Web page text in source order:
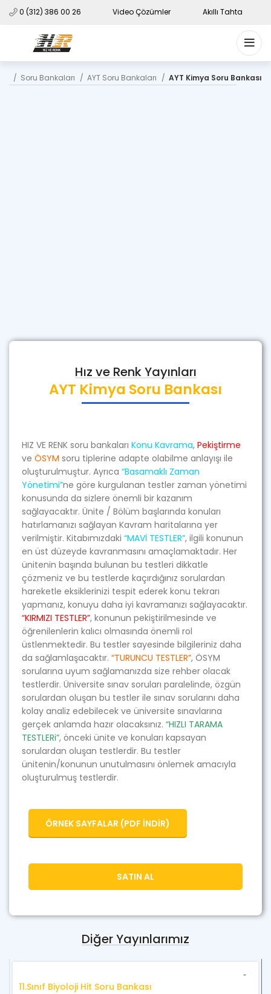
0 (312) 386 00 26 Video Çözümler Akıllı Tahta
Soru Bankaları AYT Soru Bankaları AYT Kimya Soru Bankası
Hız ve Renk Yayınları
AYT Kimya Soru Bankası
HIZ VE RENK soru bankaları Konu Kavrama, Pekiştirme
ve ÖSYM soru tiplerine adapte olabilme anlayışı ile
oluşturulmuştur. Ayrıca “Basamaklı Zaman
Yönetimi”ne göre kurgulanan testler zaman yönetimi
konusunda da sizlere önemli bir kazanım
sağlayacaktır. Ünite / Bölüm başlarında konuları
hatırlamanızı sağlayan Kavram haritalarına yer
verilmiştir. Kitabımızdaki “MAVİ TESTLER”, ilgili konunun
en üst düzeyde kavranmasını amaçlamaktadır. Her
ünitenin başında bulunan bu testleri dikkatle
çözmeniz ve bu testlerde kaçırdığınız sorulardan
hareketle eksiklerinizi tespit ederek konu tekrarı
yapmanız, konuyu daha iyi kavramanızı sağlayacaktır.
“KIRMIZI TESTLER”, konunun pekiştirilmesinde ve
öğrenilenlerin kalıcı olmasında önemli rol
üstlenmektedir. Bu testler sayesinde bilgileriniz daha
da sağlamlaşacaktır. “TURUNCU TESTLER”, ÖSYM
sorularına uyum sağlamanızda size rehber olacak
testlerdir. Üniversite sınav soruları paralelinde, özgün
sorulardan oluşan bu testler ile sınav sorularını daha
kolay analiz edebilecek ve üniversite sınavlarına
gerçek anlamda hazır olacaksınız. “HIZLI TARAMA
TESTLERi”, önceki ünite ve konuları kapsayan
sorulardan oluşan testlerdir. Bu testler
ünitenin/konunun unutulmasını önlemek amacıyla
oluşturulmuş testlerdir.
ÖRNEK SAYFALAR (PDF İNDİR)
SATIN AL
Diğer Yayınlarımız
11.Sınıf Biyoloji Hit Soru Bankası